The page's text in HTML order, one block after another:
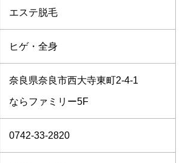
エステ脱毛
ヒゲ・全身
奈良県奈良市西大寺東町2-4-1
ならファミリー5F
0742-33-2820